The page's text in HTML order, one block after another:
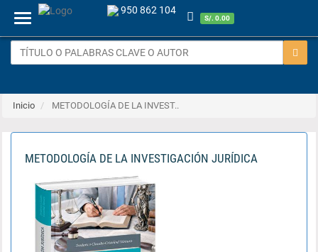
Menu
950 862 104
S/. 0.00
Inicio METODOLOGÍA DE LA INVEST..
METODOLOGÍA DE LA INVESTIGACIÓN JURÍDICA